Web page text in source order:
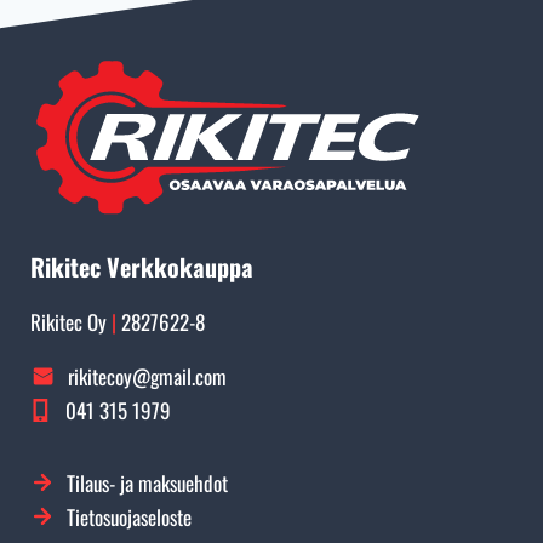
Rikitec Verkkokauppa
Rikitec Oy | 2827622-8
rikitecoy@gmail.com
041 315 1979
Tilaus- ja maksuehdot
Tietosuojaseloste